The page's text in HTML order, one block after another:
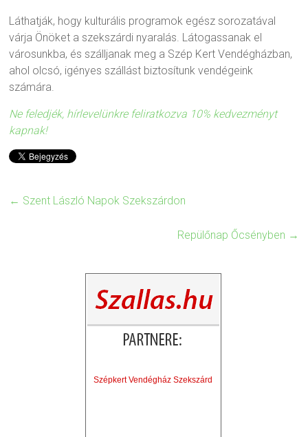
Láthatják, hogy kulturális programok egész sorozatával
várja Önöket a szekszárdi nyaralás. Látogassanak el
városunkba, és szálljanak meg a Szép Kert Vendégházban,
ahol olcsó, igényes szállást biztosítunk vendégeink
számára.
Ne feledjék, hírlevelünkre feliratkozva 10% kedvezményt
kapnak!
← Szent László Napok Szekszárdon
Repülőnap Őcsényben →
Szépkert Vendégház Szekszárd